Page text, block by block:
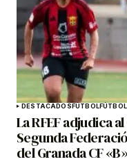
DESTACADOS FÚTBOL
La RFEF adjudica
Segunda
del Granada CF